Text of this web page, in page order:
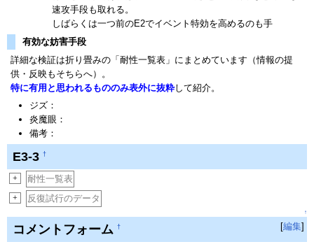
速攻手段も取れる。
しばらくは一つ前のE2でイベント特効を高めるのも手
有効な妨害手段
詳細な検証は折り畳みの「耐性一覧表」にまとめています（情報の提
供・反映もそちらへ）。
特に有用と思われるもののみ表外に抜粋して紹介。
ジズ：
炎魔眼：
備考：
E3-3 †
+ 耐性一覧表
+ 反復試行のデータ
↑
コメントフォーム † [編集]